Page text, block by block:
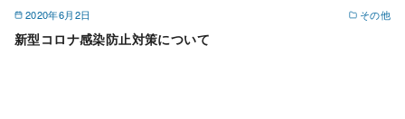
2020年6月2日 その他
新型コロナ感染防止対策について